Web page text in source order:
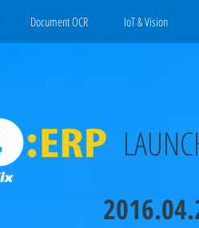
Document OCR IoT & Vision